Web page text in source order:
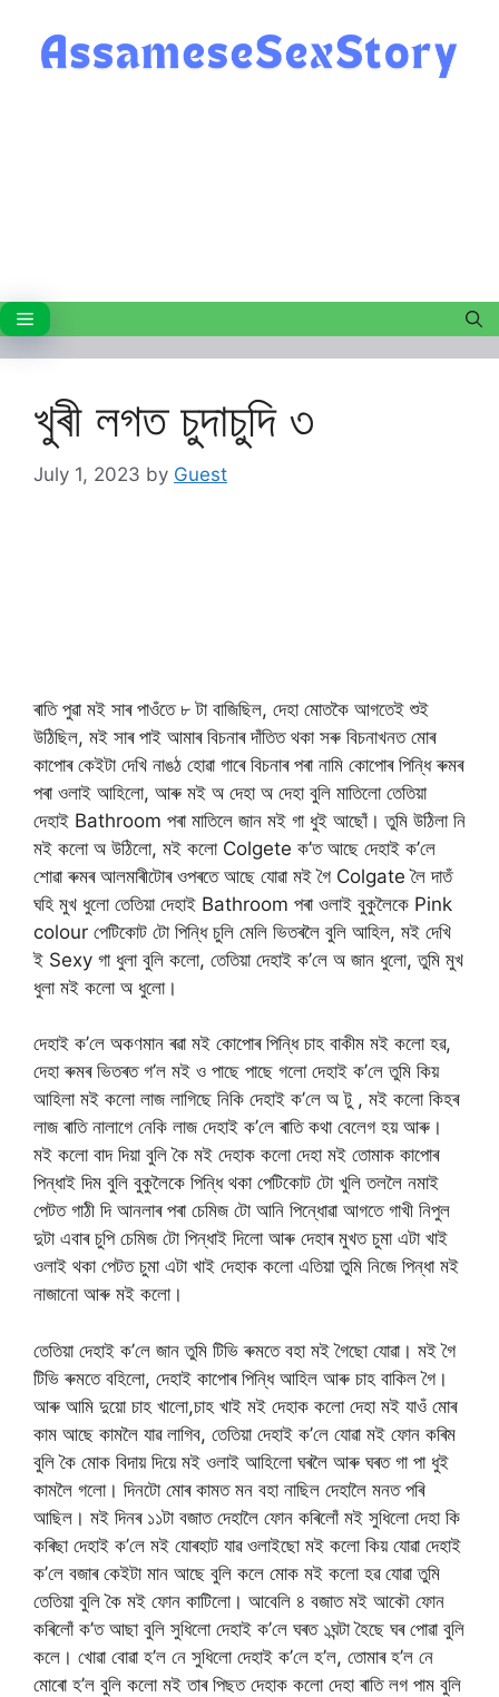
content
Menu
খুৰী লগত চুদাচুদি ৩
July 1, 2023 by Guest
ৰাতি পুৱা ম‌ই সাৰ পাওঁতে ৮ টা বাজিছিল, দেহা মোতকৈ আগতেই শুই
উঠিছিল, মই সাৰ পাই আমাৰ বিচনাৰ দাঁতিত থকা সৰু বিচনাখনত মোৰ
কাপোৰ কেইটা দেখি নাঙঠ হোৱা গাৰে বিচনাৰ পৰা নামি কোপোৰ পিন্ধি ৰুমৰ
পৰা ওলাই আহিলো, আৰু মই অ দেহা অ দেহা বুলি মাতিলো তেতিয়া
দেহাই Bathroom পৰা মাতিলে জান ম‌ই গা ধুই আছোঁ। তুমি উঠিলা নি
ম‌ই কলো অ উঠিলো, মই কলো Colgete ক’ত আছে দেহাই ক’লে
শোৱা ৰুমৰ আলমাৰীটোৰ ওপৰতে আছে যোৱা ম‌ই গৈ Colgate লৈ দাতঁ
ঘহি মুখ ধুলো তেতিয়া দেহাই Bathroom পৰা ওলাই বুকুলৈকে Pink
colour পেটিকোট টো পিন্ধি চুলি মেলি ভিতৰলৈ বুলি আহিল, মই দেখি
ই Sexy গা ধুলা বুলি কলো, তেতিয়া দেহাই ক’লে অ জান ধুলো, তুমি মুখ
ধুলা ম‌ই কলো অ ধুলো।
দেহাই ক’লে অকণমান ৰৱা ম‌ই কোপোৰ পিন্ধি চাহ বাকীম ম‌ই কলো হৱ,
দেহা ৰুমৰ ভিতৰত গ’ল মই ও পাছে পাছে গলো দেহাই ক’লে তুমি কিয়
আহিলা ম‌ই কলো লাজ লাগিছে নিকি দেহাই ক’লে অ টু , মই কলো কিহৰ
লাজ ৰাতি নালাগে নেকি লাজ দেহাই ক’লে ৰাতি কথা বেলেগ হয় আৰু।
মই কলো বাদ দিয়া বুলি কৈ ম‌ই দেহাক কলো দেহা ম‌ই তোমাক কাপোৰ
পিন্ধাই দিম বুলি বুকুলৈকে পিন্ধি থকা পেটিকোট টো খুলি তললৈ নমাই
পেটত গাঠী দি আনলাৰ পৰা চেমিজ টো আনি পিন্ধোৱা আগতে গাখী নিপুল
দুটা এবাৰ চুপি চেমিজ টো পিন্ধাই দিলো আৰু দেহাৰ মুখত চুমা ‌এটা খাই
ওলাই থকা পেটত চুমা এটা খাই দেহাক কলো এতিয়া তুমি নিজে পিন্ধা ম‌ই
নাজানো আৰু ম‌ই কলো।
তেতিয়া দেহাই ক’লে জান তুমি টিভি ৰুমতে বহা ম‌ই গৈছো যোৱা। মই গৈ
টিভি ৰুমতে বহিলো, দেহাই কাপোৰ পিন্ধি আহিল আৰু চাহ বাকিল গৈ।
আৰু আমি দুয়ো চাহ খালো,চাহ খাই ম‌ই দেহাক কলো দেহা ম‌ই যাওঁ মোৰ
কাম আছে কামলৈ যাৱ লাগিব, তেতিয়া দেহাই ক’লে যোৱা ম‌ই ফোন কৰিম
বুলি কৈ মোক বিদায় দিয়ে মই ওলাই আহিলো ঘৰলৈ আৰু ঘৰত গা পা ধুই
কামলৈ গলো। দিনটো মোৰ কামত মন বহা নাছিল দেহালৈ মনত পৰি
আছিল। মই দিনৰ ১১টা বজাত দেহালৈ ফোন কৰিলোঁ মই সুধিলো দেহা কি
কৰিছা দেহাই ক’লে মই যোৰহাট যাৱ ওলাইছো ম‌ই কলো কিয় যোৱা দেহাই
ক’লে বজাৰ কেইটা মান আছে বুলি কলে মোক ম‌ই কলো হৱ যোৱা তুমি
তেতিয়া বুলি কৈ ম‌ই ফোন কাটিলো। আবেলি ৪ বজাত ম‌ই আকৌ ফোন
কৰিলোঁ ক’ত আছা বুলি সুধিলো দেহাই ক’লে ঘৰত ১ঘন্টা হৈছে ঘৰ পোৱা বুলি
কলে। খোৱা বোৱা হ’ল নে সুধিলো দেহাই ক’লে হ’ল, তোমাৰ হ’ল নে
মোৰো হ’ল বুলি কলো ম‌ই তাৰ পিছত দেহাক কলো দেহা ৰাতি লগ পাম বুলি